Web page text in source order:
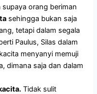
supaya orang beriman
sehingga bukan saja
tetapi dalam segala
Paulus, Silas dalam
menyanyi memuji
dimana saja dan dalam
Tidak sulit